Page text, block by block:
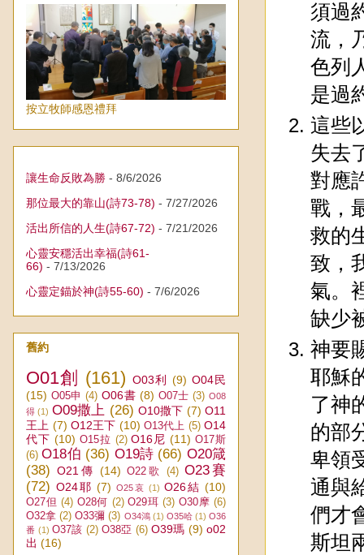
須過
流，
色列
是過
這些
失去
對應
戰，
救的
致，
氣。
缺少
神要
耶穌
了神
的部
卑領
通與
們才
斯坦
按立牧師感恩禮拜
讓生命反敗為勝 - 8/6/2026
那位最大的靠山(詩73-78) - 7/27/2026
活出所信的人生(詩67-72) - 7/21/2026
心靈安穩活出幸福(詩61-
66) - 7/13/2026
心靈定錨於神(詩55-60) - 7/6/2026
舊約
O01創 (161) O03利 (9) O04民
(15) O05申 (4) O06書 (8) O07士 (3) O08
得 (1) O09撒上 (26) O10撒下 (7) O11
王上 (7) O12王下 (10) O13代上 (5) O14
代下 (10) O15拉 (2) O16尼 (11) O17斯
(6) O18伯 (36) O19詩 (66) O20箴
(38) O21傳 (14) O22歌 (4) O23賽
(72) O24耶 (7) O25哀 (1) O26結 (10)
O27但 (4) O28何 (2) O29珥 (3) O30摩 (6)
O32拿 (2) O33彌 (3) O34鴻 (1) O35哈 (1) O36
番 (1) O37該 (2) O38亞 (6) O39瑪 (9) o02
出 (16)